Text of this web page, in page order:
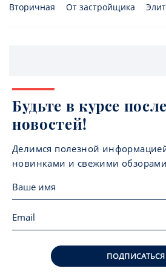
Вторичная
От застройщика
Будьте в курсе
новостей!
Делимся полезной
новинками и свежими обзорами
ПОДПИСАТЬСЯ